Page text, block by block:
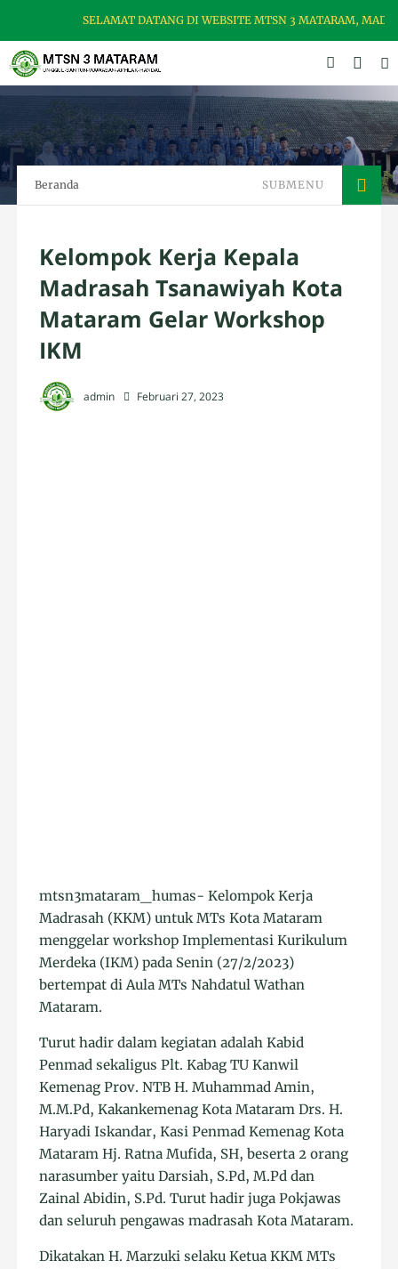
SELAMAT DATANG DI WEBSITE MTSN 3 MATARAM,
Beranda SUBMENU
Kelompok Kerja Kepala
Madrasah Tsanawiyah Kota
Mataram Gelar Workshop
IKM
admin Februari 27, 2023
mtsn3mataram_humas- Kelompok Kerja
Madrasah (KKM) untuk MTs Kota Mataram
menggelar workshop Implementasi Kurikulum
Merdeka (IKM) pada Senin (27/2/2023)
bertempat di Aula MTs Nahdatul Wathan
Mataram.
Turut hadir dalam kegiatan adalah Kabid
Penmad sekaligus Plt. Kabag TU Kanwil
Kemenag Prov. NTB H. Muhammad Amin,
M.M.Pd, Kakankemenag Kota Mataram Drs. H.
Haryadi Iskandar, Kasi Penmad Kemenag Kota
Mataram Hj. Ratna Mufida, SH, beserta 2 orang
narasumber yaitu Darsiah, S.Pd, M.Pd dan
Zainal Abidin, S.Pd. Turut hadir juga Pokjawas
dan seluruh pengawas madrasah Kota Mataram.
Dikatakan H. Marzuki selaku Ketua KKM MTs